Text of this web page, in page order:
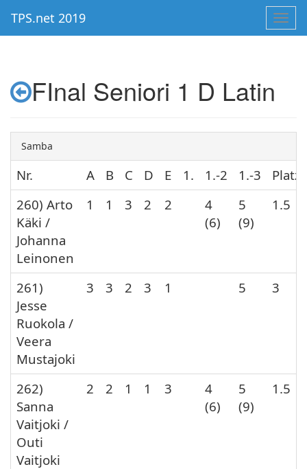
TPS.net 2019
FInal Seniori 1 D Latin
Samba
Nr. A B C D E 1. 1.-2 1.-3
Platz
260) Arto
Käki /
Johanna
Leinonen
1 1 3 2 2
4
(6)
5
(9)
1.5
261)
Jesse
Ruokola /
Veera
Mustajoki
3 3 2 3 1 5 3
262)
Sanna
Vaitjoki /
Outi
Vaitjoki
2 2 1 1 3
4
(6)
5
(9)
1.5